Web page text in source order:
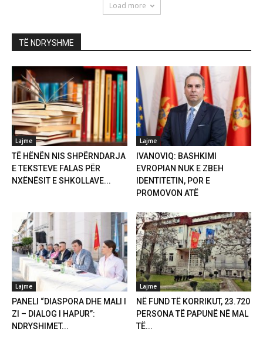
Load more
TË NDRYSHME
Lajme
TË HËNËN NIS SHPËRNDARJA
E TEKSTEVE FALAS PËR
NXËNËSIT E SHKOLLAVE...
Lajme
IVANOVIQ: BASHKIMI
EVROPIAN NUK E ZBEH
IDENTITETIN, POR E
PROMOVON ATË
Lajme
PANELI “DIASPORA DHE MALI I
ZI – DIALOG I HAPUR”:
NDRYSHIMET...
Lajme
NË FUND TË KORRIKUT, 23.720
PERSONA TË PAPUNË NË MAL
TË...